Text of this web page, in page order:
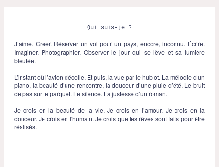
Qui suis-je ?
J’aime. Créer. Réserver un vol pour un pays, encore, inconnu. Écrire.
Imaginer. Photographier. Observer le jour qui se lève et sa lumière
bleutée.
L’instant où l’avion décolle. Et puis, la vue par le hublot. La mélodie d’un
piano, la beauté d’une rencontre, la douceur d’une pluie d’été. Le bruit
de pas sur le parquet. Le silence. La justesse d’un roman.
Je crois en la beauté de la vie. Je crois en l’amour. Je crois en la
douceur. Je crois en l'humain. Je crois que les rêves sont faits pour être
réalisés.